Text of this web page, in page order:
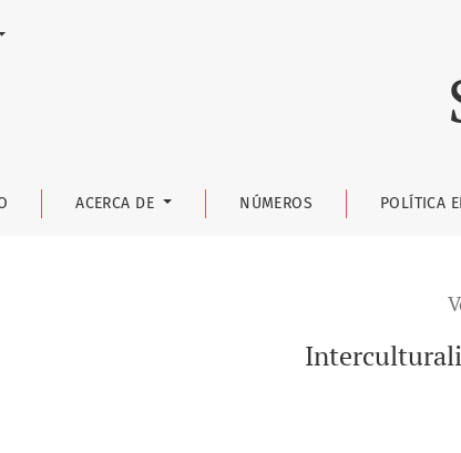
e innovación educativa
ACERCA DE NÚMEROS POLÍTICA
idioma. El actual es: